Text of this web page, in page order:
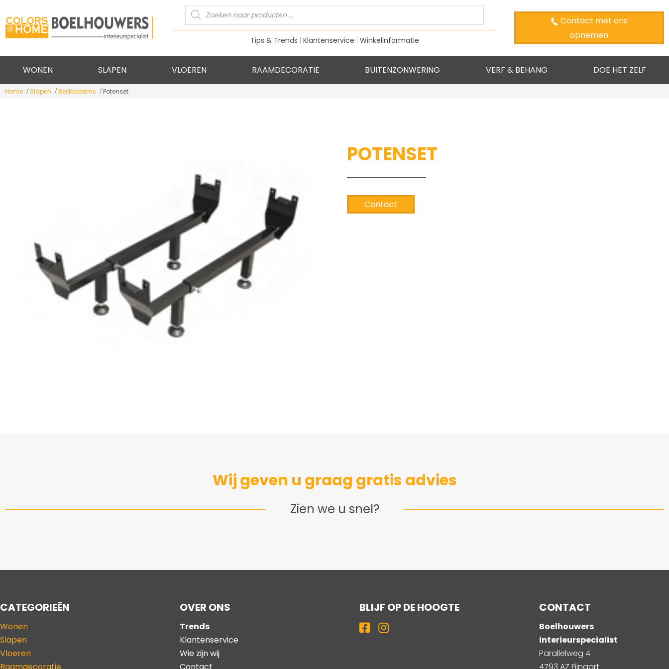
Producten
zoeken
Tips & Trends Klantenservice Winkelinformatie
Contact met ons
opnemen
WONEN SLAPEN VLOEREN RAAMDECORATIE BUITENZONWERING VERF & BEHANG DOE HET ZELF
Home Slapen Bedbodems Potenset
POTENSET
Contact
Wij geven u graag gratis advies
Zien we u snel?
CATEGORIEËN
Wonen
Slapen
Vloeren
OVER ONS
Trends
Klantenservice
Wie zijn wij
BLIJF OP DE HOOGTE CONTACT
Boelhouwers
interieurspecialist
Parallelweg 4